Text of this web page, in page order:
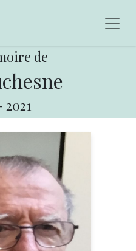
de
2021